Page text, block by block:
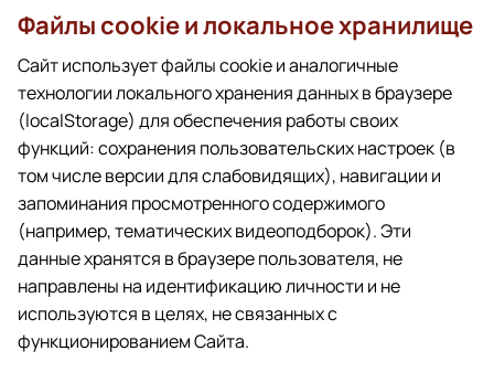
Файлы cookie и локальное хранилище
Сайт использует файлы cookie и аналогичные
технологии локального хранения данных в браузере
(localStorage) для обеспечения работы своих
функций: сохранения пользовательских настроек (в
том числе версии для слабовидящих), навигации и
запоминания просмотренного содержимого
(например, тематических видеоподборок). Эти
данные хранятся в браузере пользователя, не
направлены на идентификацию личности и не
используются в целях, не связанных с
функционированием Сайта.